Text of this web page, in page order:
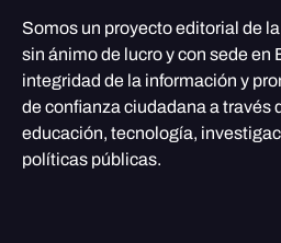
Somos un proyecto editorial de la
sin ánimo de lucro y con sede en
integridad de la información y
de confianza ciudadana a través
educación, tecnología,
políticas públicas.